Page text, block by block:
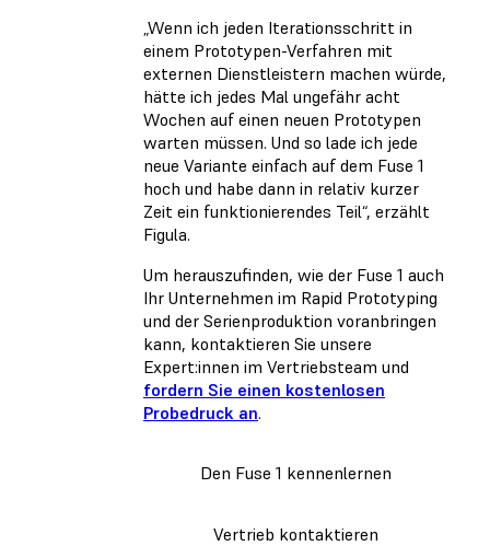
„Wenn ich jeden Iterationsschritt in
einem Prototypen-Verfahren mit
externen Dienstleistern machen würde,
hätte ich jedes Mal ungefähr acht
Wochen auf einen neuen Prototypen
warten müssen. Und so lade ich jede
neue Variante einfach auf dem Fuse 1
hoch und habe dann in relativ kurzer
Zeit ein funktionierendes Teil“, erzählt
Figula.
Um herauszufinden, wie der Fuse 1 auch
Ihr Unternehmen im Rapid Prototyping
und der Serienproduktion voranbringen
kann, kontaktieren Sie unsere
Expert:innen im Vertriebsteam und
fordern Sie einen kostenlosen
Probedruck an.
Den Fuse 1 kennenlernen
Vertrieb kontaktieren